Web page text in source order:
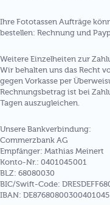
Ihre Fototassen Aufträge
bestellen: Rechnung und
Weitere Einzelheiten zur
Wir behalten uns das Recht
gegen Vorkasse per
Rechnungsbetrag ist bei
Tagen auszugleichen.
Unsere Bankverbindung:
Commerzbank AG
Empfänger: Mathias Meinert
Konto-Nr.: 0401045001
BLZ: 68080030
BIC/Swift-Code:
IBAN: